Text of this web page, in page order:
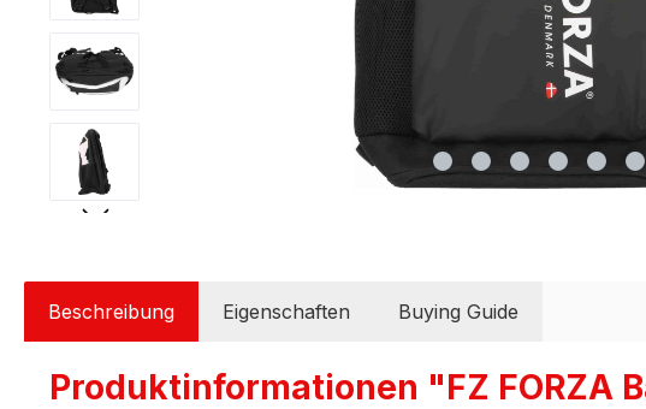
Beschreibung Eigenschaften Buying Guide
Produktinformationen "FZ FORZA